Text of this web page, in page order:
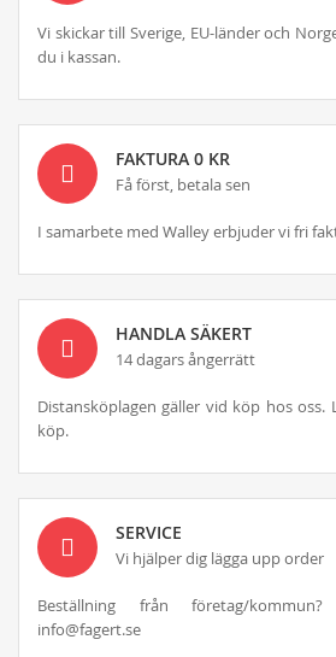
Vi skickar till Sverige, EU-länder och
du i kassan.
FAKTURA 0 KR
Få först, betala sen
I samarbete med Walley erbjuder vi fri
HANDLA SÄKERT
14 dagars ångerrätt
Distansköplagen gäller vid köp hos oss.
köp.
SERVICE
Vi hjälper dig lägga upp order
Beställning från företag/
info@fagert.se